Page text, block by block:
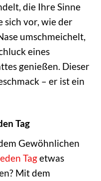
die Ihre Sinne
sich vor, wie der
umschmeichelt,
eines
genießen. Dieser
– er ist ein
Tag
Gewöhnlichen
Tagetwas
Mit dem